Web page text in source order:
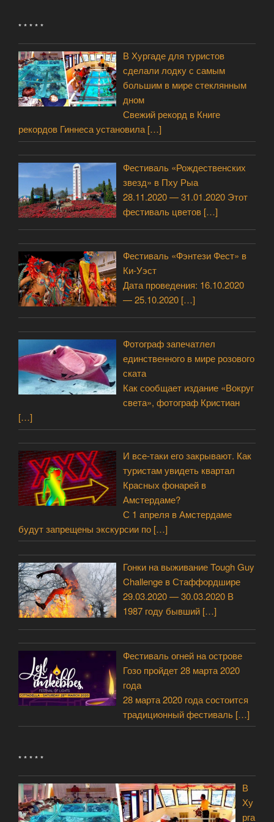
* * * * *
В Хургаде для туристов
сделали лодку с самым
большим в мире стеклянным
дном
Свежий рекорд в Книге
рекордов Гиннеса установила[…]
Фестиваль «Рождественских
звезд» в Пху Рыа
28.11.2020 — 31.01.2020 Этот
фестиваль цветов […]
Фестиваль «Фэнтези Фест» в
Ки-Уэст
Дата проведения: 16.10.2020
— 25.10.2020 […]
Фотограф запечатлел
единственного в мире розового
ската
Как сообщает издание «Вокруг
света», фотограф Кристиан
[…]
И все-таки его закрывают. Как
туристам увидеть квартал
Красных фонарей в
Амстердаме?
С 1 апреля в Амстердаме
будут запрещены экскурсии по […]
Гонки на выживание Tough Guy
Challenge в Стаффордшире
29.03.2020 — 30.03.2020 В
1987 году бывший […]
Фестиваль огней на острове
Гозо пройдет 28 марта 2020
года
28 марта 2020 года состоится
традиционный фестиваль […]
* * * * *
В
Ху
рга